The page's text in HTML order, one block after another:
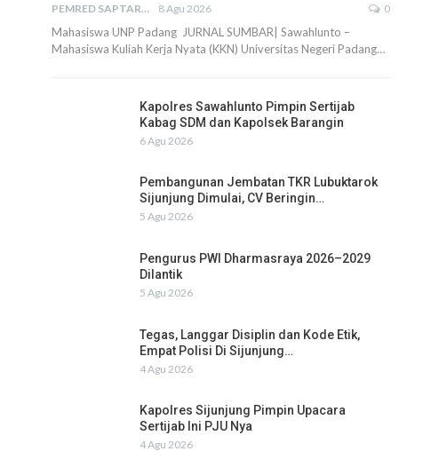
PEMRED SAPTARIUS 8 Agu 2026 0
Mahasiswa UNP Padang JURNAL SUMBAR| Sawahlunto –
Mahasiswa Kuliah Kerja Nyata (KKN) Universitas Negeri Padang…
Kapolres Sawahlunto Pimpin Sertijab
Kabag SDM dan Kapolsek Barangin
6 Agu 2026
Pembangunan Jembatan TKR Lubuktarok
Sijunjung Dimulai, CV Beringin…
5 Agu 2026
Pengurus PWI Dharmasraya 2026–2029
Dilantik
5 Agu 2026
Tegas, Langgar Disiplin dan Kode Etik,
Empat Polisi Di Sijunjung…
4 Agu 2026
Kapolres Sijunjung Pimpin Upacara
Sertijab Ini PJU Nya
4 Agu 2026